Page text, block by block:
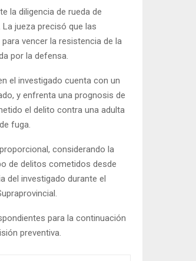
la diligencia de rueda de
jueza precisó que las
vencer la resistencia de la
por la defensa.
el investigado cuenta con un
y enfrenta una prognosis de
el delito contra una adulta
fuga.
considerando la
de delitos cometidos desde
del investigado durante el
para la continuación
preventiva.